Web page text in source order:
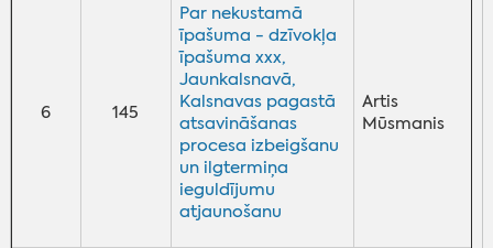
6 145
Par nekustamā
īpašuma - dzīvokļa
īpašuma xxx,
Jaunkalsnavā,
Kalsnavas pagastā
atsavināšanas
procesa izbeigšanu
un ilgtermiņa
ieguldījumu
atjaunošanu
Artis
Mūsmanis